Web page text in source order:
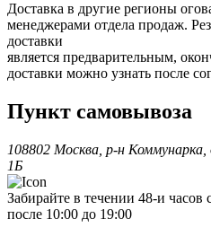
Доставка в другие регионы
менеджерами отдела продаж.
доставки
является предварительным,
доставки можно узнать после
Пункт самовывоза
108802 Москва, р-н Коммунарка,
1Б
Забирайте в течении 48-и часов
после 10:00 до 19:00